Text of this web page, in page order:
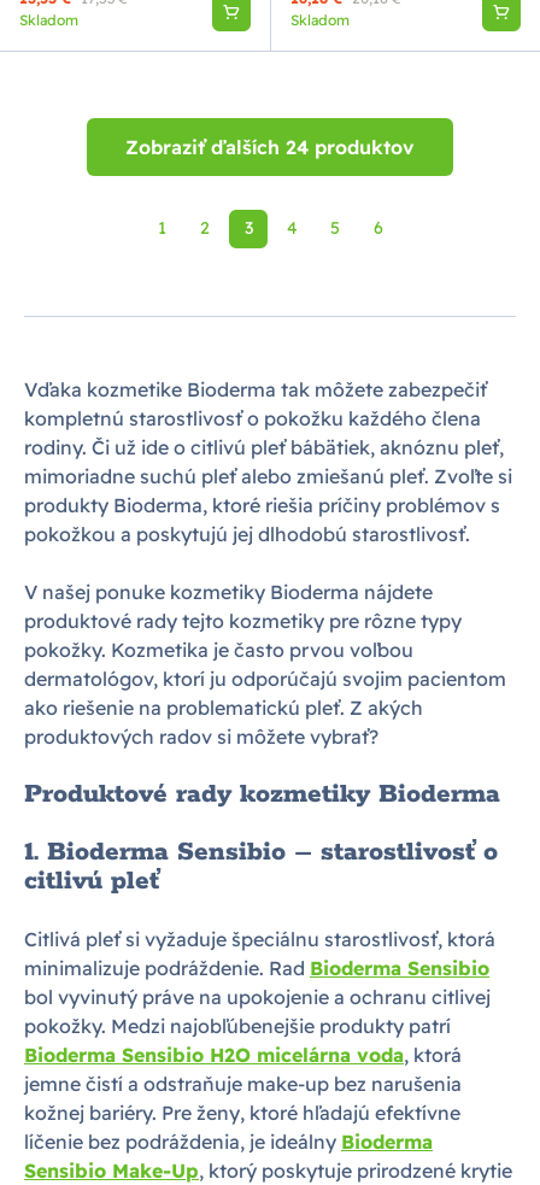
Skladom
Skladom
Zobraziť ďalších 24 produktov
1 2 3 4 5 6
Vďaka kozmetike Bioderma tak môžete zabezpečiť
kompletnú starostlivosť o pokožku každého člena
rodiny. Či už ide o citlivú pleť bábätiek, aknóznu pleť,
mimoriadne suchú pleť alebo zmiešanú pleť. Zvoľte si
produkty Bioderma, ktoré riešia príčiny problémov s
pokožkou a poskytujú jej dlhodobú starostlivosť.
V našej ponuke kozmetiky Bioderma nájdete
produktové rady tejto kozmetiky pre rôzne typy
pokožky. Kozmetika je často prvou voľbou
dermatológov, ktorí ju odporúčajú svojim pacientom
ako riešenie na problematickú pleť. Z akých
produktových radov si môžete vybrať?
Produktové rady kozmetiky Bioderma
1. Bioderma Sensibio – starostlivosť o
citlivú pleť
Citlivá pleť si vyžaduje špeciálnu starostlivosť, ktorá
minimalizuje podráždenie. Rad Bioderma Sensibio
bol vyvinutý práve na upokojenie a ochranu citlivej
pokožky. Medzi najobľúbenejšie produkty patrí
Bioderma Sensibio H2O micelárna voda, ktorá
jemne čistí a odstraňuje make-up bez narušenia
kožnej bariéry. Pre ženy, ktoré hľadajú efektívne
líčenie bez podráždenia, je ideálny Bioderma
Sensibio Make-Up, ktorý poskytuje prirodzené krytie